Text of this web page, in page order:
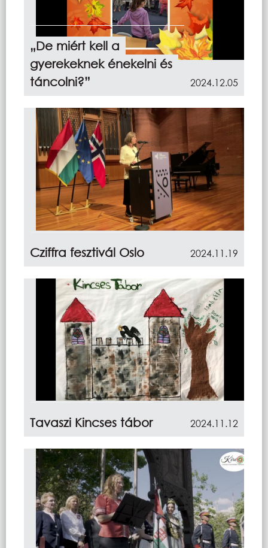
„De miért kell a
gyerekeknek énekelni és
táncolni?”
2024.12.05
Cziffra fesztivál Oslo 2024.11.19
Tavaszi Kincses tábor 2024.11.12